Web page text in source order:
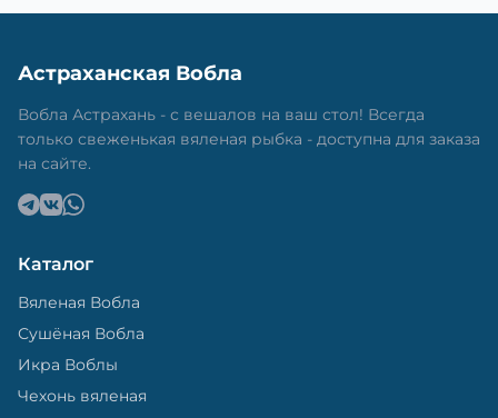
Астраханская Вобла
Вобла Астрахань - с вешалов на ваш стол! Всегда
только свеженькая вяленая рыбка - доступна для заказа
на сайте.
Каталог
Вяленая Вобла
Сушёная Вобла
Икра Воблы
Чехонь вяленая